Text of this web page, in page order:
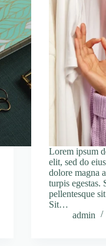
Lorem ipsum
elit, sed do
dolore magna
turpis egestas.
pellentesque
Sit…
admin